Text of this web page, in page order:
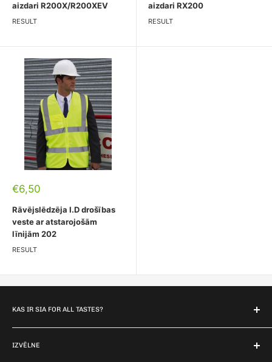
aizdari R200X/R200XEV
RESULT
aizdari RX200
RESULT
Pārdošanas
€6,50
Rāvējslēdzēja I.D drošības
veste ar atstarojošām
līnijām 202
RESULT
KAS IR SIA FOR ALL TASTES?
For all Tastes ir uzņēmums, kurš piedāvā apģērbu no
ražotājiem un to apdruku.
IZVĒLNE